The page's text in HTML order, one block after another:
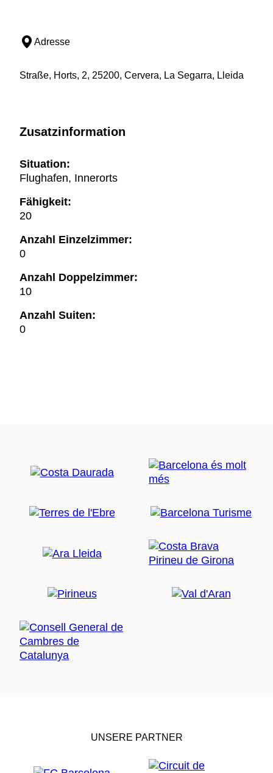
Adresse
Straße, Horts, 2, 25200, Cervera, La Segarra, Lleida
Zusatzinformation
Situation:
Flughafen, Innerorts
Fähigkeit:
20
Anzahl Einzelzimmer:
0
Anzahl Doppelzimmer:
10
Anzahl Suiten:
0
UNSERE PARTNER